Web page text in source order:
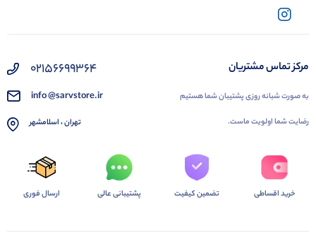
مرکز تماس مشتریان
به صورت شبانه روزی پشتیبان شما هستیم
رضایت شما اولویت ماست.
02156699364
info @sarvstore.ir
تهران ، اسلامشهر
خرید اقساطی تضمین کیفیت پشتیبانی عالی ارسال فوری